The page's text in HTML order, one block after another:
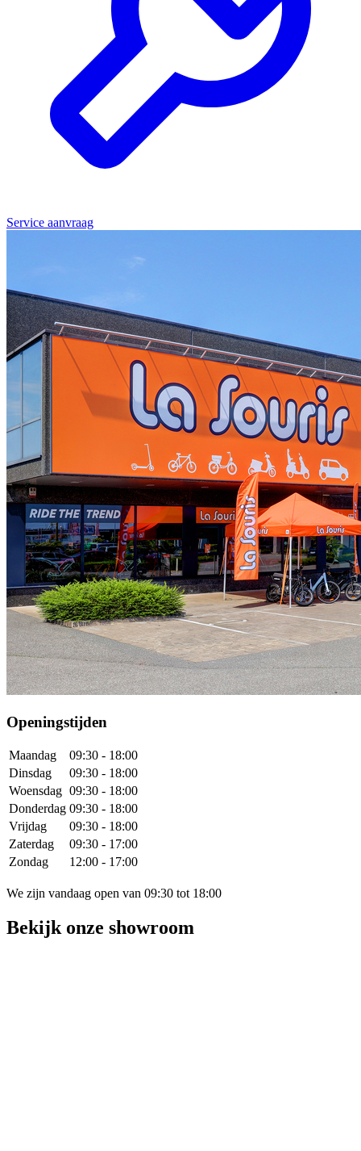
Service aanvraag
Openingstijden
Maandag
09:30 - 18:00
Dinsdag
09:30 - 18:00
Woensdag 09:30 - 18:00
Donderdag 09:30 - 18:00
Vrijdag
09:30 - 18:00
Zaterdag
09:30 - 17:00
Zondag
12:00 - 17:00
We zijn vandaag open van 09:30 tot 18:00
Bekijk onze showroom